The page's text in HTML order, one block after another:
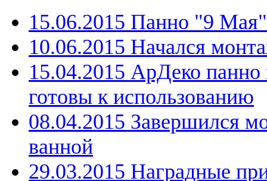
15.06.2015 Панно "9
10.06.2015 Начался
15.04.2015 АрДеко
готовы к использованию
08.04.2015 Завершился
ванной
29.03.2015 Наградные